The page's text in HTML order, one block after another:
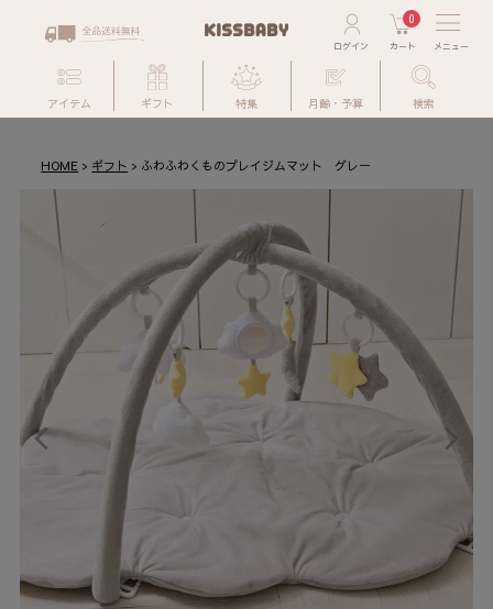
0
アイテム ギフト 特集 月齢・予算 検索
HOME ギフト ふわふわくものプレイジムマット グレー